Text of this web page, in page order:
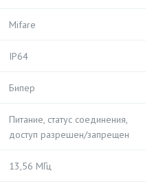
Mifare
IP64
Бипер
Питание, статус соединения,
доступ разрешен/запрещен
13,56 МГц